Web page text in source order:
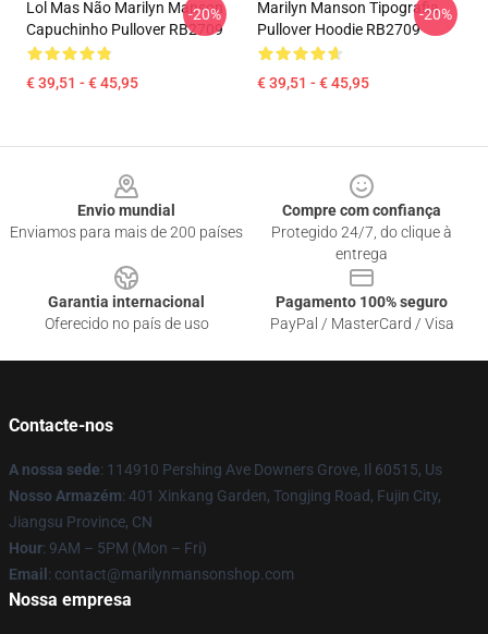
Lol Mas Não Marilyn Manson
Capuchinho Pullover RB2709
€ 39,51 - € 45,95
-20%
Marilyn Manson Tipografia
Pullover Hoodie RB2709
€ 39,51 - € 45,95
-20%
Envio mundial
Enviamos para mais de 200 países
Compre com confiança
Protegido 24/7, do clique à
entrega
Garantia internacional
Oferecido no país de uso
Pagamento 100% seguro
PayPal / MasterCard / Visa
Contacte-nos
A nossa sede: 114910 Pershing Ave Downers Grove, Il 60515, Us
Nosso Armazém: 401 Xinkang Garden, Tongjing Road, Fujin City,
Jiangsu Province, CN
Hour: 9AM – 5PM (Mon – Fri)
Email : contact@marilynmansonshop.com
Nossa empresa